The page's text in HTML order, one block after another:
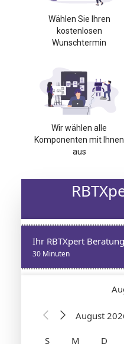
Wählen Sie Ihren
kostenlosen
Wunschtermin
Wir wählen alle
Komponenten mit Ihnen
aus